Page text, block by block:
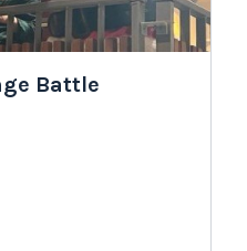
Battle